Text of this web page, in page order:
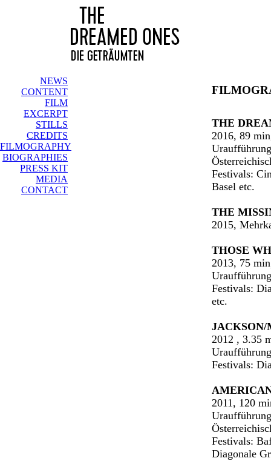
NEWS
CONTENT
FILM
EXCERPT
STILLS
CREDITS
FILMOGRAPHY
BIOGRAPHIES
PRESS KIT
MEDIA
CONTACT
THE
2016, 89
Festivals:
Basel etc.
THE
2015,
THOSE
2013, 75
Festivals:
etc.
2012 , 3.35
Festivals:
2011, 120
Festivals:
Diagonale